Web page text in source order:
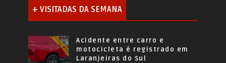
+ VISITADAS DA SEMANA
Acidente entre carro e
motocicleta é registrado em
Laranjeiras do Sul